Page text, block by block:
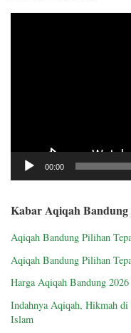
00:00
Kabar Aqiqah
Aqiqah Bandung Pilihan
Aqiqah Bandung Pilihan
Harga Aqiqah Bandung
Indahnya Aqiqah, Hikmah
Islam